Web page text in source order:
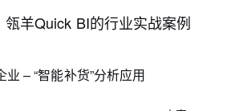
瓴羊Quick BI的行业实战案例
– “智能补货”分析应用